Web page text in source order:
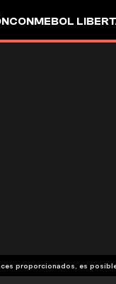
CONMEBOL
proporcionados, es